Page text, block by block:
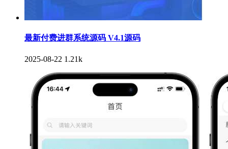
最新付费进群系统源码 V4.1源码
2025-08-22 1.21k